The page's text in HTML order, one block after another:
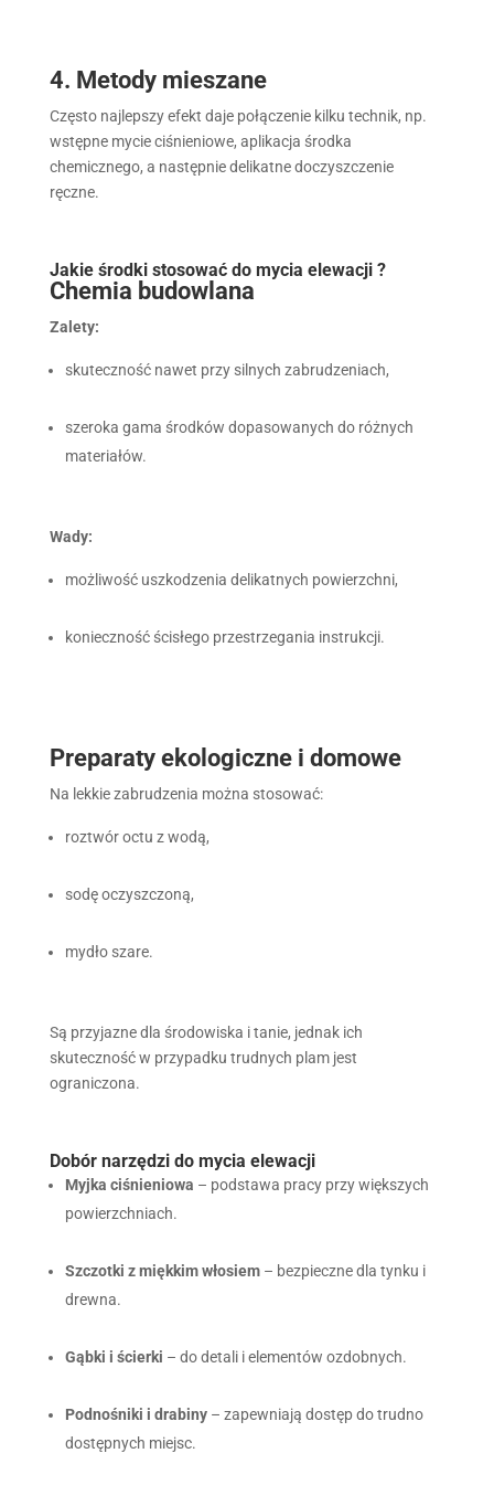
4. Metody mieszane
Często najlepszy efekt daje połączenie kilku technik, np.
wstępne mycie ciśnieniowe, aplikacja środka
chemicznego, a następnie delikatne doczyszczenie
ręczne.
Jakie środki stosować do mycia elewacji ?
Chemia budowlana
Zalety:
skuteczność nawet przy silnych zabrudzeniach,
szeroka gama środków dopasowanych do różnych
materiałów.
Wady:
możliwość uszkodzenia delikatnych powierzchni,
konieczność ścisłego przestrzegania instrukcji.
Preparaty ekologiczne i domowe
Na lekkie zabrudzenia można stosować:
roztwór octu z wodą,
sodę oczyszczoną,
mydło szare.
Są przyjazne dla środowiska i tanie, jednak ich
skuteczność w przypadku trudnych plam jest
ograniczona.
Dobór narzędzi do mycia elewacji
Myjka ciśnieniowa – podstawa pracy przy większych
powierzchniach.
Szczotki z miękkim włosiem– bezpieczne dla tynku i
drewna.
Gąbki i ścierki – do detali i elementów ozdobnych.
Podnośniki i drabiny– zapewniają dostęp do trudno
dostępnych miejsc.